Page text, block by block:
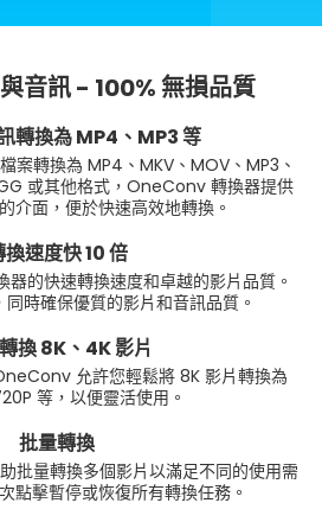
音訊 - 100% 無損品質
轉換為 MP4、MP3 等
案轉換為 MP4、MKV、MOV、MP3、
或其他格式，OneConv 轉換器提供
介面，便於快速高效地轉換。
換速度快 10 倍
的快速轉換速度和卓越的影片品質。
時確保優質的影片和音訊品質。
換 8K、4K 影片
允許您輕鬆將 8K 影片轉換為
等，以便靈活使用。
批量轉換
批量轉換多個影片以滿足不同的使用需
點擊暫停或恢復所有轉換任務。